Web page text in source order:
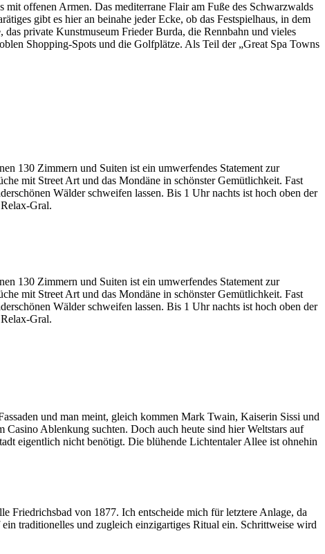
offenen Armen. Das mediterrane Flair am Fuße des Schwarzwalds
gibt es hier an beinahe jeder Ecke, ob das Festspielhaus, in dem
private Kunstmuseum Frieder Burda, die Rennbahn und vieles
Shopping-Spots und die Golfplätze. Als Teil der „Great Spa Towns
130 Zimmern und Suiten ist ein umwerfendes Statement zur
mit Street Art und das Mondäne in schönster Gemütlichkeit. Fast
Wälder schweifen lassen. Bis 1 Uhr nachts ist hoch oben der
Gral.
130 Zimmern und Suiten ist ein umwerfendes Statement zur
mit Street Art und das Mondäne in schönster Gemütlichkeit. Fast
Wälder schweifen lassen. Bis 1 Uhr nachts ist hoch oben der
Gral.
und man meint, gleich kommen Mark Twain, Kaiserin Sissi und
Ablenkung suchten. Doch auch heute sind hier Weltstars auf
eigentlich nicht benötigt. Die blühende Lichtentaler Allee ist ohnehin
Friedrichsbad von 1877. Ich entscheide mich für letztere Anlage, da
traditionelles und zugleich einzigartiges Ritual ein. Schrittweise wird